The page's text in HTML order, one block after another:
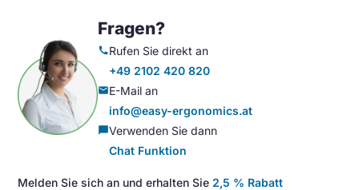
Fragen?
callRufen Sie direkt an
+49 2102 420 820
mailE-Mail an
info@easy-ergonomics.at
chat_bubbleVerwenden Sie dann
Chat Funktion
Melden Sie sich an und erhalten Sie 2,5 % Rabatt